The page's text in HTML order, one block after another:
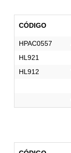
CÓDIGO
HPAC0557
HL921
HL912